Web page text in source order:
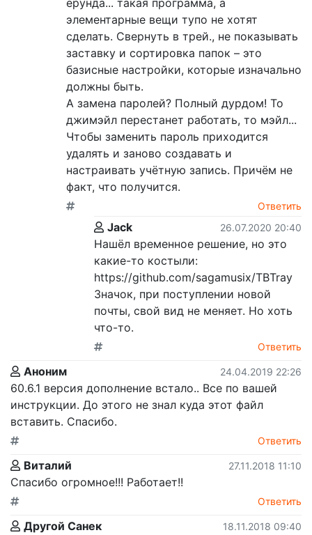
ерунда... такая программа, а
элементарные вещи тупо не хотят
сделать. Свернуть в трей., не показывать
заставку и сортировка папок – это
базисные настройки, которые изначально
должны быть.
А замена паролей? Полный дурдом! То
джимэйл перестанет работать, то мэйл...
Чтобы заменить пароль приходится
удалять и заново создавать и
настраивать учётную запись. Причём не
факт, что получится.
Ответить
Jack 26.07.2020 20:40
Нашёл временное решение, но это
какие-то костыли:
https://github.com/sagamusix/TBTray
Значок, при поступлении новой
почты, свой вид не меняет. Но хоть
что-то.
Ответить
Аноним 24.04.2019 22:26
60.6.1 версия дополнение встало.. Все по вашей
инструкции. До этого не знал куда этот файл
вставить. Спасибо.
Ответить
Виталий 27.11.2018 11:10
Спасибо огромное!!! Работает!!
Ответить
Другой Санек 18.11.2018 09:40